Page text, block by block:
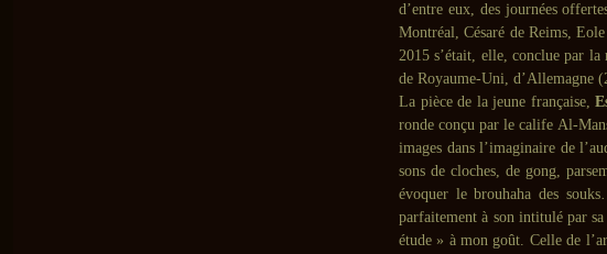
d’entre eux, des journées
Montréal, Césaré de Reims,
2015 s’était, elle, conclue par la
de Royaume-Uni, d’Allemagne
La pièce de la jeune française,
ronde conçu par le calife Al-
images dans l’imaginaire de
sons de cloches, de gong,
évoquer le brouhaha des
parfaitement à son intitulé par
étude » à mon goût. Celle de